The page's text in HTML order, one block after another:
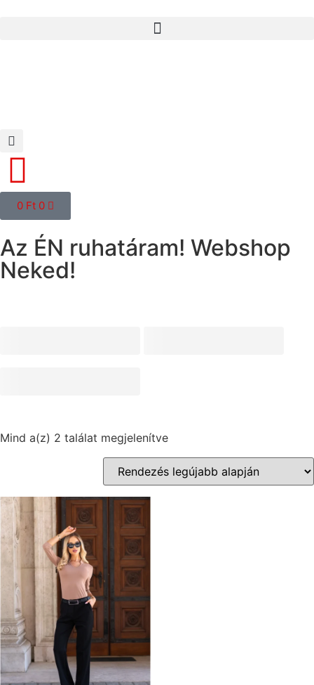
0 Ft 0
Az ÉN ruhatáram! Webshop
Neked!
Mind a(z) 2 találat megjelenítve